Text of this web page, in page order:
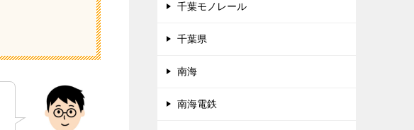
千葉モノレール
千葉県
南海
南海電鉄